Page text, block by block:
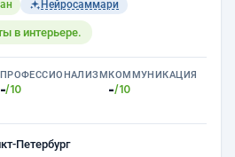
Нейросаммари
в интерьере.
ПРОФЕССИОНАЛИЗМ
-/10
КОММУНИКАЦИЯ
-/10
Петербург